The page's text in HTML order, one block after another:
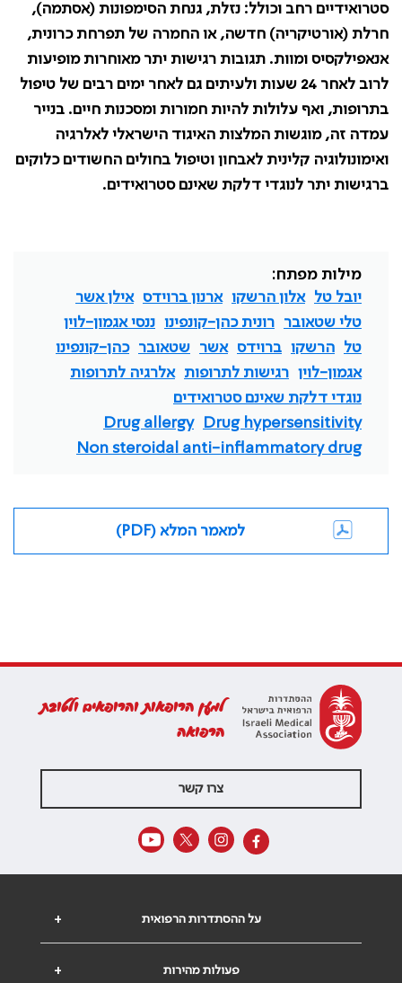
סטרואידיים רחב וכולל: נזלת, גנחת הסימפונות (אסתמה),
חרלת (אורטיקריה) חדשה, או החמרה של תפרחת כרונית,
אנאפילקסיס ומוות. תגובות רגישות יתר מאוחרות מופיעות
לרוב לאחר 24 שעות ולעיתים גם לאחר ימים רבים של טיפול
בתרופות, ואף עלולות להיות חמורות ומסכנות חיים. בנייר
עמדה זה, מוגשות המלצות האיגוד הישראלי לאלרגיה
ואימונולוגיה קלינית לאבחון וטיפול בחולים החשודים כלוקים
ברגישות יתר לנוגדי דלקת שאינם סטרואידים.
מילות מפתח:
יובל טל
אלון הרשקו ארנון ברוידס
אילן אשר
טלי שטאובר
רונית כהן-קונפינו ננסי אגמון-לוין
טל
הרשקו ברוידס אשר שטאובר
כהן-קונפינו
אגמון-לוין רגישות לתרופות
אלרגיה לתרופות
נוגדי דלקת שאינם סטרואידים
Drug hypersensitivity
Drug allergy
Non steroidal anti-inflammatory drug
למאמר המלא (PDF)
למען הרופאות והרופאים ולטובת
הרפואה
צרו קשר
+ על ההסתדרות הרפואית
+ פעולות מהירות